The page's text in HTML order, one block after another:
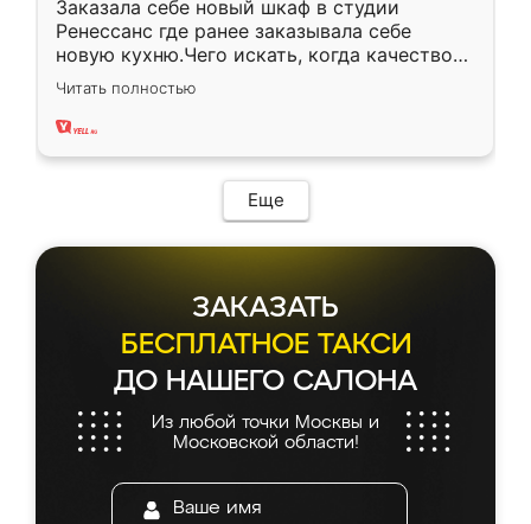
Заказала себе новый шкаф в студии
Ренессанс где ранее заказывала себе
новую кухню.Чего искать, когда качеством
вполне довольна. Служит кухня уже почти
два года, нареканий нет.
Читать полностью
Еще
ЗАКАЗАТЬ
БЕСПЛАТНОЕ ТАКСИ
ДО НАШЕГО САЛОНА
Из любой точки Москвы и
Московской области!